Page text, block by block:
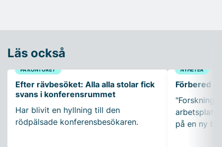
Läs också
PÅ KONTORET
Efter rävbesöket: Alla alla stolar fick
svans i konferensrummet
Har blivit en hyllning till den
rödpälsade konferensbesökaren.
NYHETER
Förbered
"Forskning
på en ny